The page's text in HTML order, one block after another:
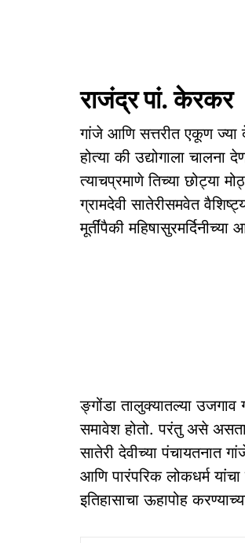
राजंद्र पां. केरकर
गांजे आणि सत्तरीत एकूण ज्या
होत्या की उद्योगाला चालना
त्याचप्रमाणे तिच्या छोट्या
ग्रामदेवी सातेरीसमवेत
मूर्तींपैकी
ङ्गोंडा तालुक्यातल्या उजगाव
समावेश होतो. परंतु असे
सातेरी देवीच्या पंचायतनात
आणि पारंपरिक लोकधर्म
इतिहासाचा ऊहापोह